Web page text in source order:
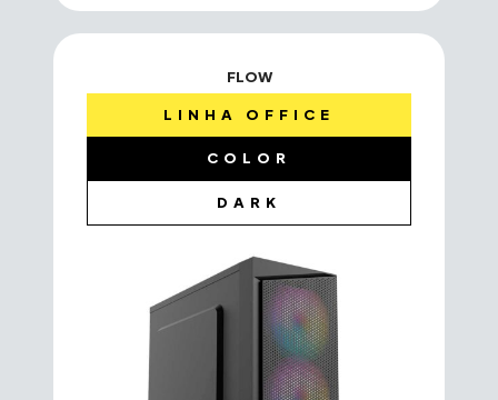
FLOW
LINHA OFFICE
COLOR
DARK